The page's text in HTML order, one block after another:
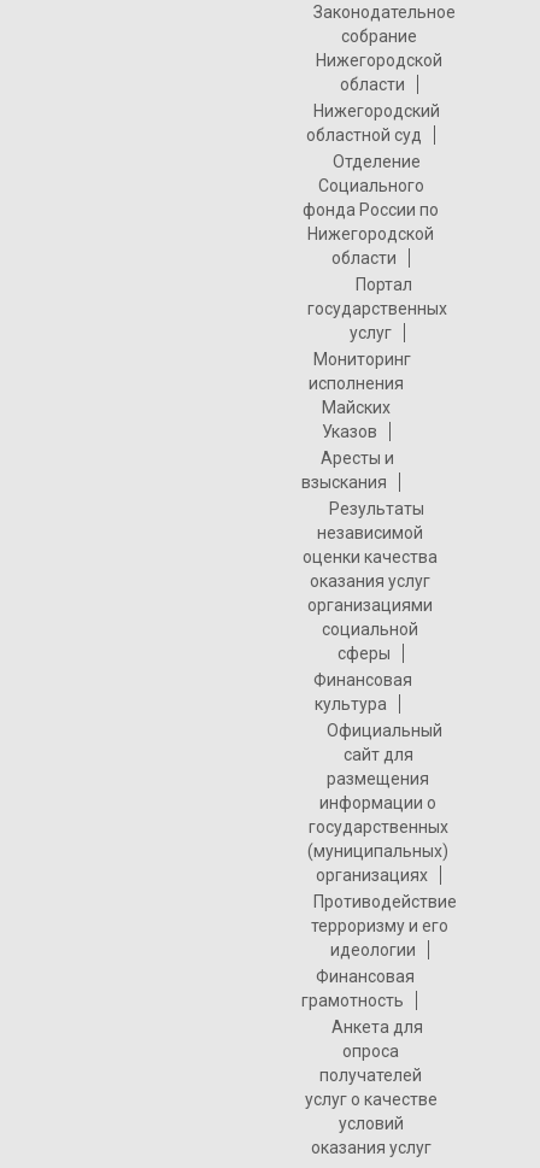
Законодательное
собрание
Нижегородской
области
Нижегородский
областной суд
Отделение
Социального
фонда России по
Нижегородской
области
Портал
государственных
услуг
Мониторинг
исполнения
Майских
Указов
Аресты и
взыскания
Результаты
независимой
оценки качества
оказания услуг
организациями
социальной
сферы
Финансовая
культура
Официальный
сайт для
размещения
информации о
государственных
(муниципальных)
организациях
Противодействие
терроризму и его
идеологии
Финансовая
грамотность
Анкета для
опроса
получателей
услуг о качестве
условий
оказания услуг